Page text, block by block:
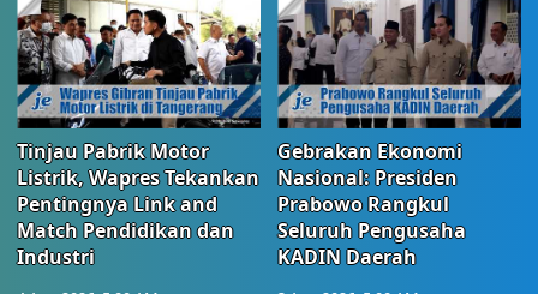
Tinjau Pabrik Motor
Listrik, Wapres Tekankan
Pentingnya Link and
Match Pendidikan dan
Industri
Gebrakan Ekonomi
Nasional: Presiden
Prabowo Rangkul
Seluruh Pengusaha
KADIN Daerah